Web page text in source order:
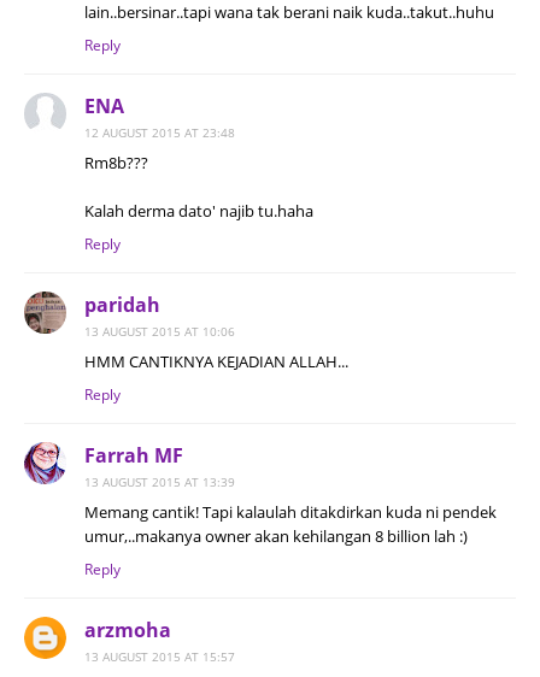
lain..bersinar..tapi wana tak berani naik kuda..takut..huhu
Reply
ENA
12 AUGUST 2015 AT 23:48
Rm8b???
Kalah derma dato' najib tu.haha
Reply
paridah
13 AUGUST 2015 AT 10:06
HMM CANTIKNYA KEJADIAN ALLAH...
Reply
Farrah MF
13 AUGUST 2015 AT 13:39
Memang cantik! Tapi kalaulah ditakdirkan kuda ni pendek
umur,..makanya owner akan kehilangan 8 billion lah :)
Reply
arzmoha
13 AUGUST 2015 AT 15:57